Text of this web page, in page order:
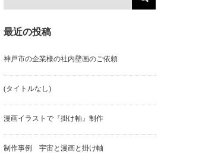
最近の投稿
神戸市の企業様の社内壁画のご依頼
(タイトルなし)
漫画イラストで『掛け軸』制作
制作事例 宇宙と漫画と掛け軸